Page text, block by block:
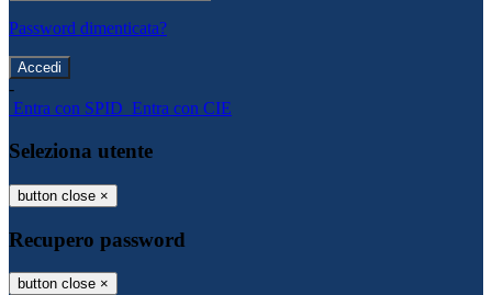
Password dimenticata?
-
Entra con SPID Entra con CIE
Seleziona utente
button close ×
Recupero password
button close ×